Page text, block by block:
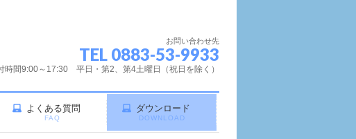
お問い合わせ先
TEL 0883-53-9933
時間9:00～17:30 平日・第2、第4土曜日（祝日を除く）
よくある質問
FAQ
ダウンロード
DOWNLOAD